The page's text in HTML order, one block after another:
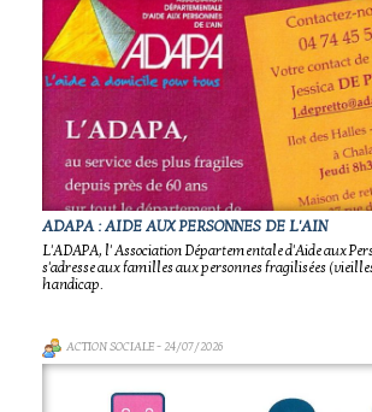
ADAPA : AIDE AUX PERSONNES DE L'AIN
L'ADAPA, l' Association Départementale d'Aide aux
s'adresse aux familles aux personnes fragilisées
handicap.
ACTION SOCIALE- 24/07/2026